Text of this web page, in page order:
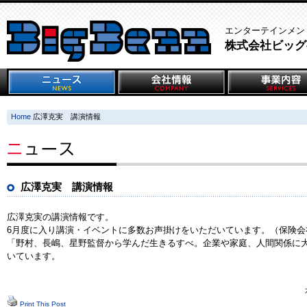
エンターテインメ
株式会社ビッ
Home 広澤克実 講演情報
広澤克実 講演情報
広澤克実の講演情報です。
6月度に入り講演・イベントに多数お声掛けをいただいています。（保険
「野村、長嶋、星野監督から学んだ生きるすべ。企業や家庭、人間関係
いています。
Print This Post